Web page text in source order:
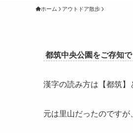
ホーム アウトドア散歩
都筑中央公園をご存知で
漢字の読み方は【都筑】
元は里山だったのですが